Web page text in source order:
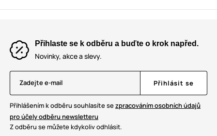
Přihlaste se k odběru a buďte o krok napřed.
Novinky, akce a slevy.
Zadejte e-mail Přihlásit se
Přihlášením k odběru souhlasíte sezpracováním osobních údajů
pro účely odběru newsletteru
Z odběru se můžete kdykoliv odhlásit.